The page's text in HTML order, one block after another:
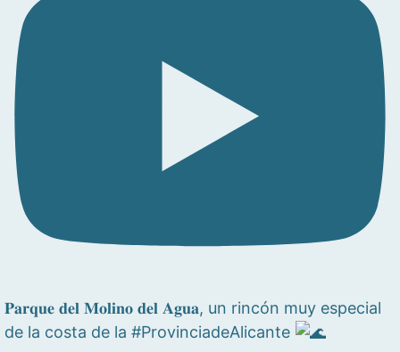
𝐏𝐚𝐫𝐪𝐮𝐞 𝐝𝐞𝐥 𝐌𝐨𝐥𝐢𝐧𝐨 𝐝𝐞𝐥 𝐀𝐠𝐮𝐚, un rincón muy especial
de la costa de la #ProvinciadeAlicante